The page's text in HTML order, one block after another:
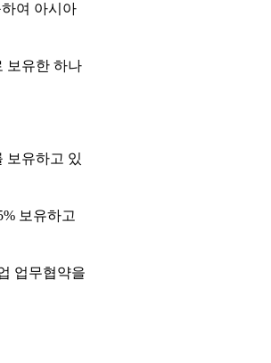
여 아시아
보유한 하나
보유하고 있
보유하고
업무협약을